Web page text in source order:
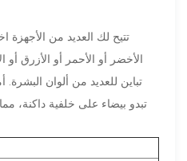
تتيح لك العديد من الأجهزة
الأخضر أو ​​الأحمر أو الأزرق
تباين للعديد من ألوان
تبدو بيضاء على خلفية داكنة،